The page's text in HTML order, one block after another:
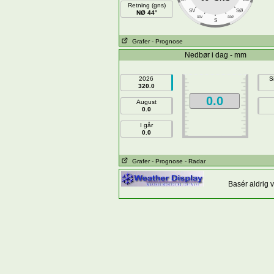
Retning (gns)
NØ 44°
SV SØ
SSV SSØ
S
Grafer - Prognose
Nedbør i dag - mm
2026
320.0
August
0.0
I går
0.0
0.0
Grafer - Prognose - Radar
Basér aldrig